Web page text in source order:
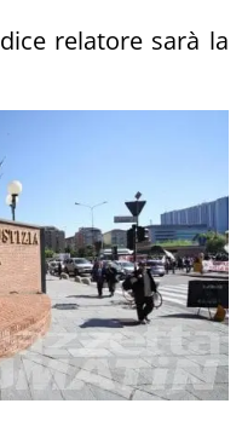
relatore sarà la